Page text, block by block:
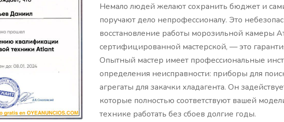
Немало людей желают сохранить бюджет и
поручают дело непрофессионалу. Это
восстановление работы морозильной камеры
сертифицированной мастерской, — это
Опытный мастер имеет профессиональные
определения неисправности: приборы для
агрегаты для закачки хладагента. Он
которые полностью соответствуют вашей
технике работать без сбоев долгие годы.